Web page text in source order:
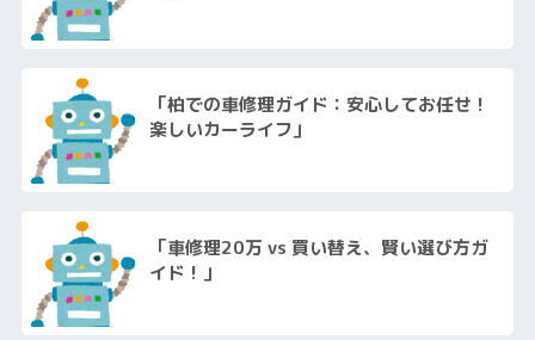
「柏での車修理ガイド：安心してお任せ！
楽しいカーライフ」
「車修理20万 vs 買い替え、賢い選び方ガ
イド！」